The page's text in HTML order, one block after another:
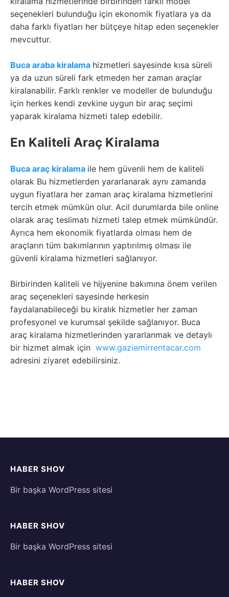
seçenekleri bulunduğu için ekonomik fiyatlara ya da
daha farklı fiyatları her bütçeye hitap eden seçenekler
mevcuttur.
Buca araba kiralama hizmetleri sayesinde kısa süreli
ya da uzun süreli fark etmeden her zaman araçlar
kiralanabilir. Farklı renkler ve modeller de bulunduğu
için herkes kendi zevkine uygun bir araç seçimi
yaparak kiralama hizmeti talep edebilir.
En Kaliteli Araç Kiralama
Buca araç kiralama ile hem güvenli hem de kaliteli
olarak Bu hizmetlerden yararlanarak aynı zamanda
uygun fiyatlara her zaman araç kiralama hizmetlerini
tercih etmek mümkün olur. Acil durumlarda bile online
olarak araç teslimatı hizmeti talep etmek mümkündür.
Ayrıca hem ekonomik fiyatlarda olması hem de
araçların tüm bakımlarının yaptırılmış olması ile
güvenli kiralama hizmetleri sağlanıyor.
Birbirinden kaliteli ve hijyenine bakımına önem verilen
araç seçenekleri sayesinde herkesin
faydalanabileceği bu kiralık hizmetler her zaman
profesyonel ve kurumsal şekilde sağlanıyor. Buca
araç kiralama hizmetlerinden yararlanmak ve detaylı
bir hizmet almak için www.gaziemirrentacar.com
adresini ziyaret edebilirsiniz.
HABER SHOV
Bir başka WordPress sitesi
HABER SHOV
Bir başka WordPress sitesi
HABER SHOV